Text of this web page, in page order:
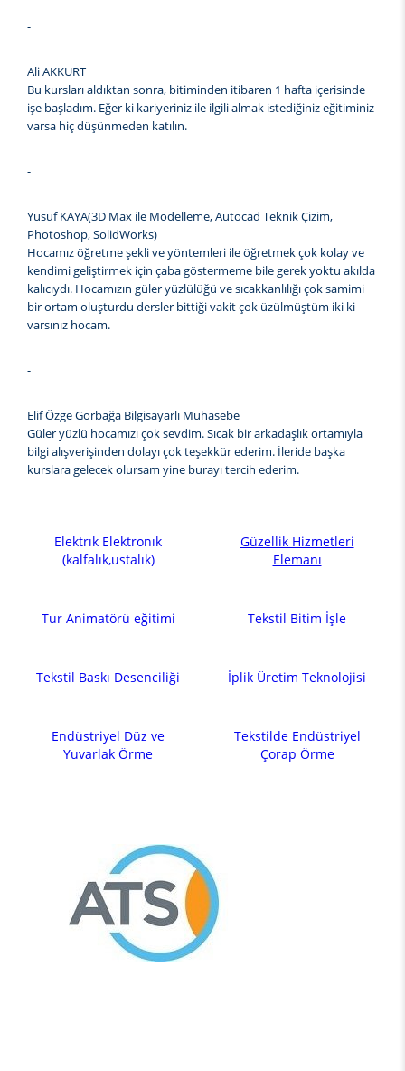
-
Ali AKKURT
Bu kursları aldıktan sonra, bitiminden itibaren 1 hafta içerisinde
işe başladım. Eğer ki kariyeriniz ile ilgili almak istediğiniz eğitiminiz
varsa hiç düşünmeden katılın.
-
Yusuf KAYA(3D Max ile Modelleme, Autocad Teknik Çizim,
Photoshop, SolidWorks)
Hocamız öğretme şekli ve yöntemleri ile öğretmek çok kolay ve
kendimi geliştirmek için çaba göstermeme bile gerek yoktu akılda
kalıcıydı. Hocamızın güler yüzlülüğü ve sıcakkanlılığı çok samimi
bir ortam oluşturdu dersler bittiği vakit çok üzülmüştüm iki ki
varsınız hocam.
-
Elif Özge Gorbağa Bilgisayarlı Muhasebe
Güler yüzlü hocamızı çok sevdim. Sıcak bir arkadaşlık ortamıyla
bilgi alışverişinden dolayı çok teşekkür ederim. İleride başka
kurslara gelecek olursam yine burayı tercih ederim.
Elektrık Elektronık
(kalfalık,ustalık)
Güzellik Hizmetleri
Elemanı
Tur Animatörü eğitimi Tekstil Bitim İşle
Tekstil Baskı Desenciliği İplik Üretim Teknolojisi
Endüstriyel Düz ve
Yuvarlak Örme
Tekstilde Endüstriyel
Çorap Örme